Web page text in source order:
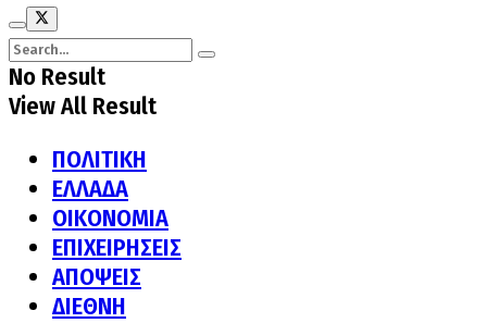
No Result
View All Result
ΠΟΛΙΤΙΚΗ
ΕΛΛΑΔΑ
ΟΙΚΟΝΟΜΙΑ
ΕΠΙΧΕΙΡΗΣΕΙΣ
ΑΠΟΨΕΙΣ
ΔΙΕΘΝΗ